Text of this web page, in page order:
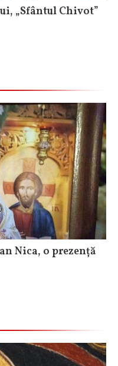
„Sfântul Chivot”
Nica, o prezență